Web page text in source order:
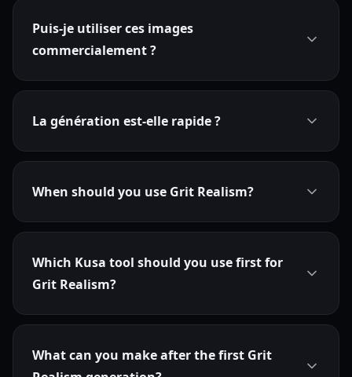
Puis-je utiliser ces images
commercialement ?
La génération est-elle rapide ?
When should you use Grit Realism?
Which Kusa tool should you use first for
Grit Realism?
What can you make after the first Grit